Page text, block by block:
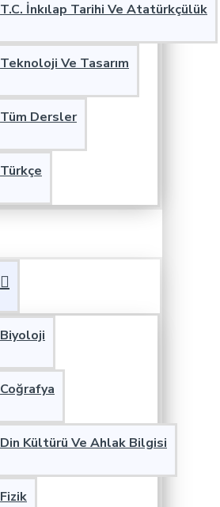
T.C. İnkılap Tarihi Ve Atatürkçülük
Teknoloji Ve Tasarım
Tüm Dersler
Türkçe
Biyoloji
Coğrafya
Din Kültürü Ve Ahlak Bilgisi
Fizik